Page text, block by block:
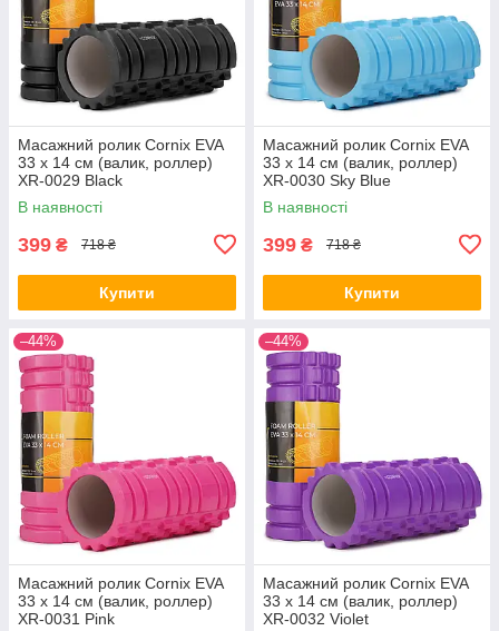
Масажний ролик Cornix EVA
33 x 14 см (валик, роллер)
XR-0029 Black
В наявності
399 ₴ 718 ₴
Купити
Масажний ролик Cornix EVA
33 x 14 см (валик, роллер)
XR-0030 Sky Blue
В наявності
399 ₴ 718 ₴
Купити
–44%
Масажний ролик Cornix EVA
33 x 14 см (валик, роллер)
XR-0031 Pink
–44%
Масажний ролик Cornix EVA
33 x 14 см (валик, роллер)
XR-0032 Violet